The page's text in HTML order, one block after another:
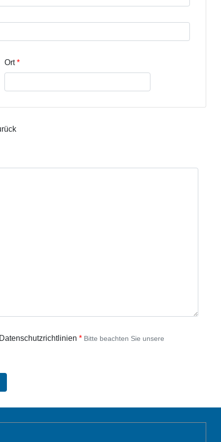
Ort
Bitte beachten Sie unsere